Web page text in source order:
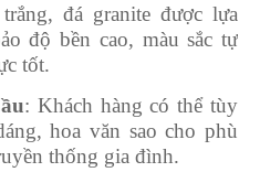
đá granite được lựa
độ bền cao, màu sắc tự
tốt.
: Khách hàng có thể tùy
hoa văn sao cho phù
thống gia đình.